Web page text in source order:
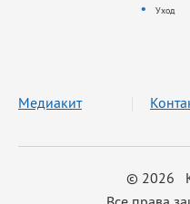
Уход
© 2026
Медиакит